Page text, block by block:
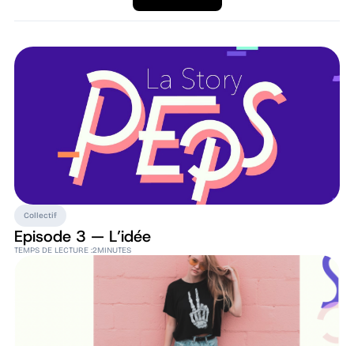
Collectif
Episode 3 — L’idée
TEMPS DE LECTURE :2MINUTES